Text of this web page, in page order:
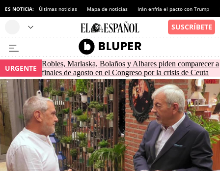
ES NOTICIA: Últimas noticias Mapa de noticias Irán enfría el pacto con Trump
URGENTE
Robles, Marlaska, Bolaños y Albares piden comparecer a
finales de agosto en el Congreso por la crisis de Ceuta